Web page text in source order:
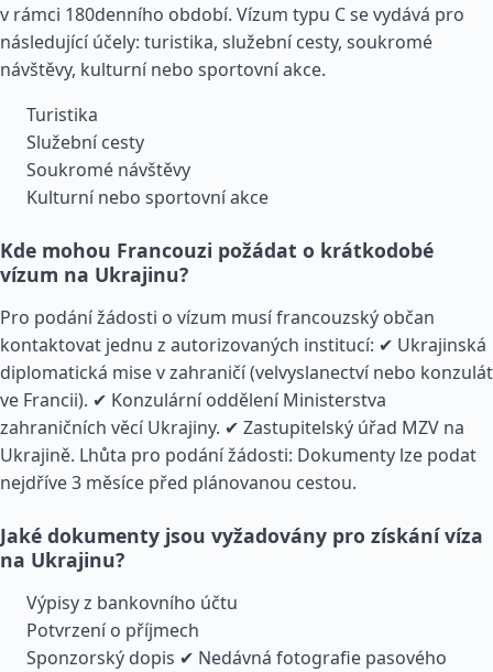
v rámci 180denního období. Vízum typu C se vydává pro
následující účely: turistika, služební cesty, soukromé
návštěvy, kulturní nebo sportovní akce.
Turistika
Služební cesty
Soukromé návštěvy
Kulturní nebo sportovní akce
Kde mohou Francouzi požádat o krátkodobé
vízum na Ukrajinu?
Pro podání žádosti o vízum musí francouzský občan
kontaktovat jednu z autorizovaných institucí: ✔ Ukrajinská
diplomatická mise v zahraničí (velvyslanectví nebo konzulát
ve Francii). ✔ Konzulární oddělení Ministerstva
zahraničních věcí Ukrajiny. ✔ Zastupitelský úřad MZV na
Ukrajině. Lhůta pro podání žádosti: Dokumenty lze podat
nejdříve 3 měsíce před plánovanou cestou.
Jaké dokumenty jsou vyžadovány pro získání víza
na Ukrajinu?
Výpisy z bankovního účtu
Potvrzení o příjmech
Sponzorský dopis ✔ Nedávná fotografie pasového